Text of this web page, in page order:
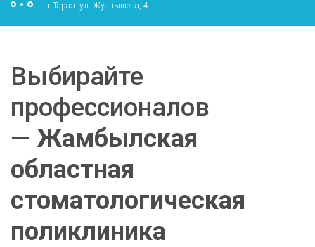
г.Тараз. ул. Жуанышева, 4
Выбирайте
профессионалов
— Жамбылская
областная
стоматологическая
поликлиника